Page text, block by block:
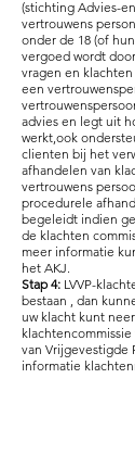
(stichting Advies-
vertrouwens
onder de 18 (of
vergoed wordt
vragen en
een
advies en legt uit
werkt,ook
clienten bij het
afhandelen van
vertrouwens
procedurele
begeleidt indien
de klachten
meer informatie
het AKJ.
Stap 4: LVVP-
bestaan , dan
uw klacht kunt
van Vrijgevestigde
informatie